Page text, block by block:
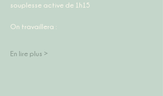
souplesse active de 1h15
On travaillera :
En lire plus >